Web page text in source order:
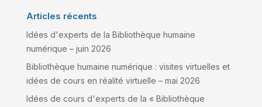
Articles récents
Idées d'experts de la Bibliothèque humaine
numérique – juin 2026
Bibliothèque humaine numérique : visites virtuelles et
idées de cours en réalité virtuelle – mai 2026
Idées de cours d'experts de la « Bibliothèque